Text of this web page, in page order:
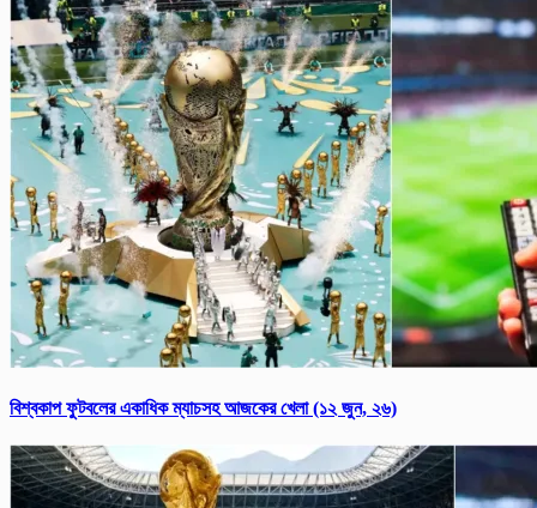
বিশ্বকাপ ফুটবলের একাধিক ম্যাচসহ আজকের খেলা (১২ জুন, ২৬)